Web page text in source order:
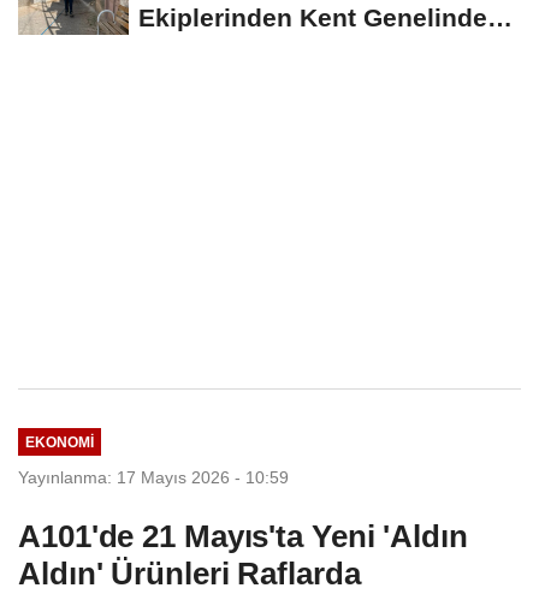
Ekiplerinden Kent Genelinde
EKONOMI
Yayınlanma: 17 Mayıs 2026 - 10:59
A101'de 21 Mayıs'ta Yeni 'Aldın
Aldın' Ürünleri Raflarda